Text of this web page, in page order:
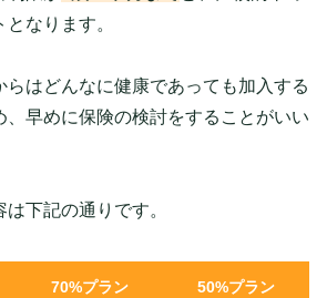
なります。
らはどんなに健康であっても加入する
、早めに保険の検討をすることがいい
下記の通りです。
70%プラン 50%プラン